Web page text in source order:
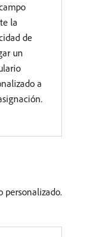
la
de
un
a
personalizado.